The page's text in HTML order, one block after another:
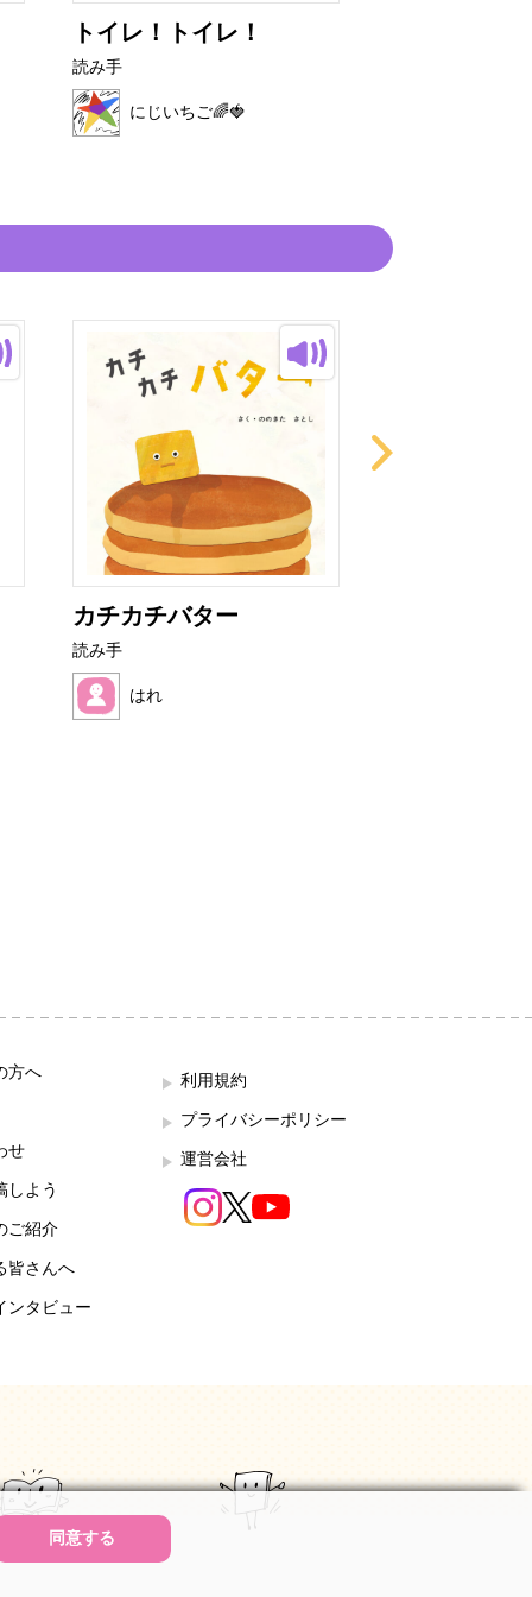
トイレ！トイレ！
読み手
にじいちご🌈🍓
カチカチバター
読み手
はれ
方へ
せ
しよう
ご紹介
皆さんへ
ンタビュー
利用規約
プライバシーポリシー
運営会社
同意する